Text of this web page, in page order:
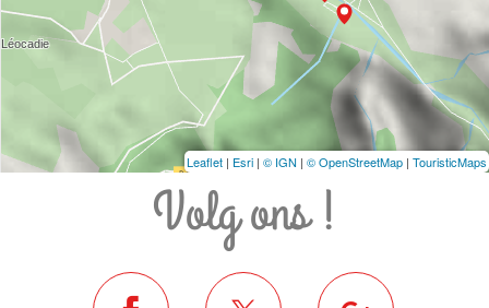
Leaflet | Esri | © IGN | © OpenStreetMap | TouristicMaps
Volg ons !